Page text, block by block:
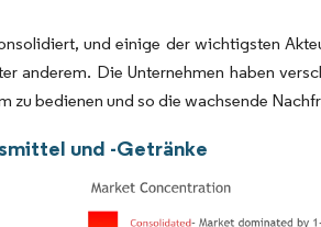
und einige der wichtigsten
anderem. Die Unternehmen haben
zu bedienen und so die wachsende
und -Getränke